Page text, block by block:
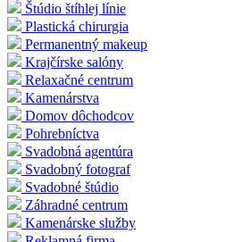
Štúdio štíhlej línie
Plastická chirurgia
Permanentný makeup
Krajčírske salóny
Relaxačné centrum
Kamenárstva
Domov dôchodcov
Pohrebníctva
Svadobná agentúra
Svadobný fotograf
Svadobné štúdio
Záhradné centrum
Kamenárske služby